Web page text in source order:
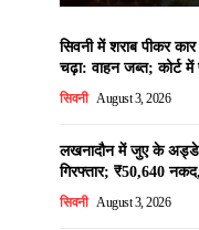
सिवनी में शराब पीकर
चढ़ा: वाहन जब्त; कोर्ट
सिवनी August 3, 2026
लखनादौन में जुए के अड्डे
गिरफ्तार; ₹50,640
सिवनी August 3, 2026